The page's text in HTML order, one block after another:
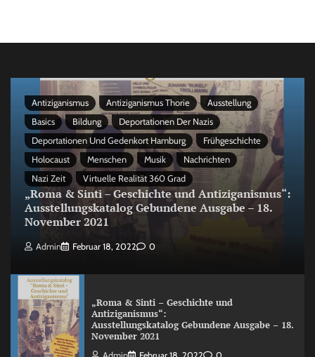
Antiziganismus Antiziganismus Thorie
Ausstellung
Basics
Bildung
Deportationen Der Nazis
Deportationen Und Gedenkort Hamburg
Frühgeschichte
Holocaust
Menschen Musik
Nachrichten
Nazi Zeit
Virtuelle Realität 360 Grad
„Roma & Sinti – Geschichte und Antiziganismus“:
Ausstellungskatalog Gebundene Ausgabe – 18.
November 2021
Admin Februar 18, 2022 0
„Roma & Sinti – Geschichte und
Antiziganismus“:
Ausstellungskatalog Gebundene Ausgabe – 18.
November 2021